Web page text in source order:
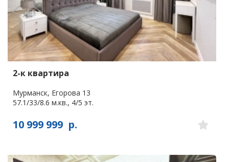
2-к квартира
Мурманск, Егорова 13
57.1/33/8.6 м.кв., 4/5 эт.
10 999 999 р.